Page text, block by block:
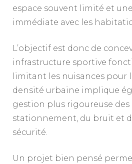
espace souvent limité et
immédiate avec les
L’objectif est donc de
infrastructure sportive
limitant les nuisances pour
densité urbaine implique
gestion plus rigoureuse des
stationnement, du bruit et
sécurité.
Un projet bien pensé